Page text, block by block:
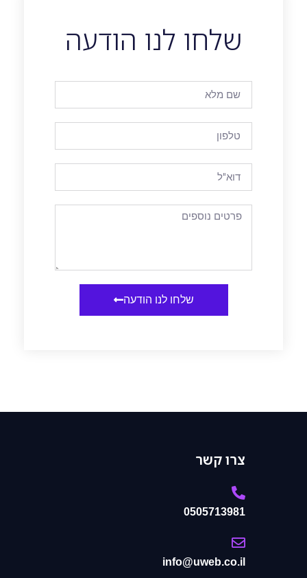
שלחו לנו הודעה
שלחו לנו הודעה
צרו קשר
0505713981
info@uweb.co.il